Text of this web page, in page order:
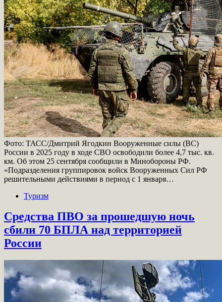
Фото: ТАСС/Дмитрий Ягодкин Вооруженные силы (ВС)
России в 2025 году в ходе СВО освободили более 4,7 тыс. кв.
км. Об этом 25 сентября сообщили в Минобороны РФ.
«Подразделения группировок войск Вооруженных Сил РФ
решительными действиями в период с 1 января…
Туризм
Средства ПВО за прошедшую ночь
сбили 70 БПЛА над территорией
России